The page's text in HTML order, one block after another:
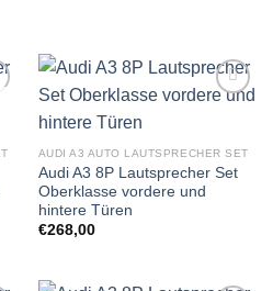
AUDI A3 AUTO LAUTSPRECHER SET
Audi A3 8P Lautsprecher Set
Oberklasse vordere und
hintere Türen
€268,00